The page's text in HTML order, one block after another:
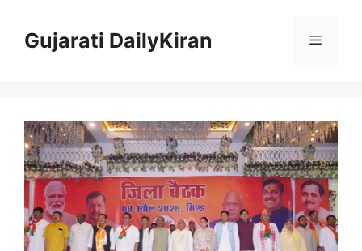
contentGujarati DailyKiran Menu